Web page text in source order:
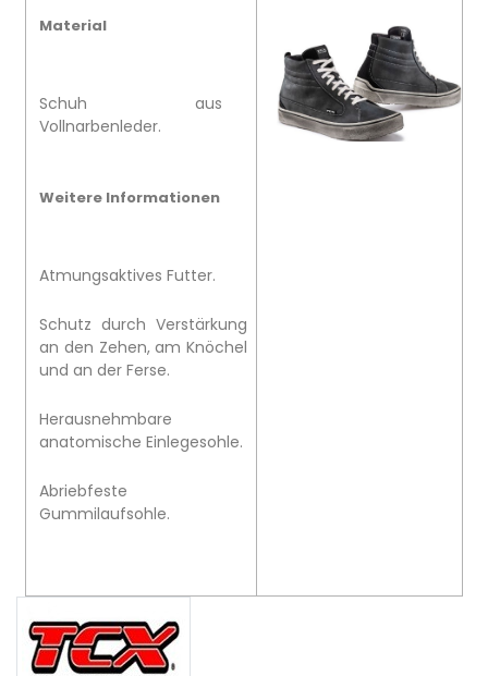
Material
Schuh aus
Vollnarbenleder.
Weitere Informationen
Atmungsaktives Futter.
Schutz durch Verstärkung
an den Zehen, am Knöchel
und an der Ferse.
Herausnehmbare
anatomische Einlegesohle.
Abriebfeste
Gummilaufsohle.